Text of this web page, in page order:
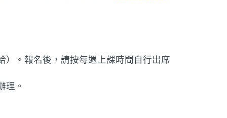
）。報名後，請按每週上課時間自行出席
理。